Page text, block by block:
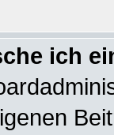
ich